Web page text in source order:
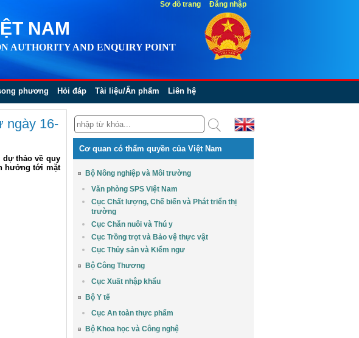
NAM
AUTHORITY AND ENQUIRY POINT
phương Hỏi đáp Tài liệu/Ấn phẩm Liên hệ
ngày 16-
dự thảo về quy
hưởng tới mặt
Cơ quan có thẩm quyền của Việt Nam
Bộ Nông nghiệp và Môi trường
Văn phòng SPS Việt Nam
Cục Chất lượng, Chế biến và Phát triển thị
trường
Cục Chăn nuôi và Thú y
Cục Trồng trọt và Bảo vệ thực vật
Cục Thủy sản và Kiểm ngư
Bộ Công Thương
Cục Xuất nhập khẩu
Bộ Y tế
Cục An toàn thực phẩm
Bộ Khoa học và Công nghệ
Sơ đồ trang Đăng nhập